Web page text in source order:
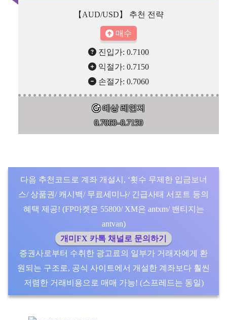
【AUD/USD】 추천 전략
매수
진입가: 0.7100
익절가: 0.7150
손절가: 0.7060
예상 레인지
0.7060–0.7150
다음 추천코드로 계좌 개설시, ‘횟수 무제한 입금보너
스/ 상품권/ 캐시백/ 무료세미나/ 긴급사태 서포트 등의
혜택 제공! (FP마켓은 55800/ XM은 antxm/ 밴티지는
antvan)
개미FX 카톡 채널로 문의하기
증권사로부터 수취한 광고료의 일부가 거래자에게 환
원되는 구조로, 공식 사이트에서 개설한 계좌보다 훨씬
저렴한 거래비용으로 매매 가능! (스프레드는 동일)